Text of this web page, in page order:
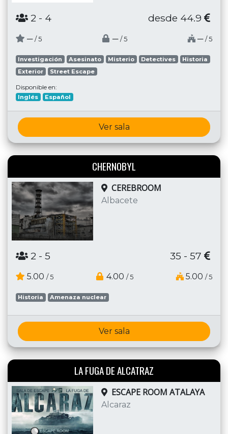
2 - 4 desde 44.9
─ / 5 ─ / 5 ─ / 5
Investigación Asesinato Misterio Detectives
Historia
Exterior
Street Escape
Disponible en:
Inglés Español
Ver sala
CHERNOBYL
CEREBROOM
Albacete
2 - 5 35 - 57
5.00 / 5 4.00 / 5 5.00 / 5
Historia Amenaza nuclear
Ver sala
LA FUGA DE ALCATRAZ
ESCAPE ROOM ATALAYA
Alcaraz